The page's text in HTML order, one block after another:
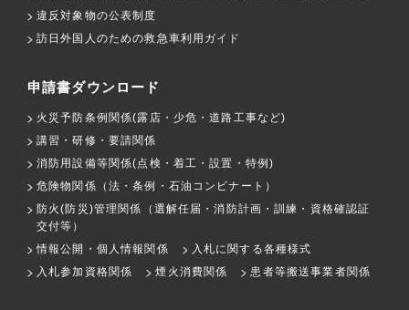
違反対象物の公表制度
訪日外国人のための救急車利用ガイド
申請書ダウンロード
火災予防条例関係(露店・少危・道路工事など)
講習・研修・要請関係
消防用設備等関係(点検・着工・設置・特例)
危険物関係（法・条例・石油コンビナート）
防火(防災)管理関係（選解任届・消防計画・訓練・資格確認証
交付等）
情報公開・個人情報関係
入札に関する各種様式
入札参加資格関係
煙火消費関係 患者等搬送事業者関係